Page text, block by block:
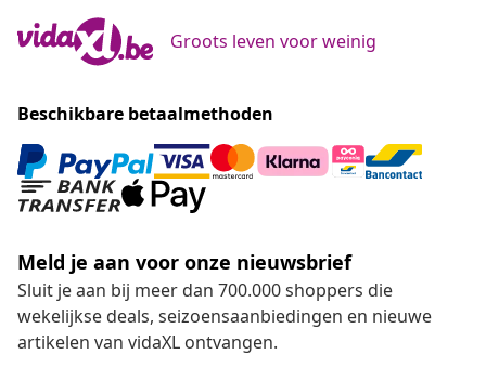
Groots leven voor weinig
Beschikbare betaalmethoden
Meld je aan voor onze nieuwsbrief
Sluit je aan bij meer dan 700.000 shoppers die
wekelijkse deals, seizoensaanbiedingen en nieuwe
artikelen van vidaXL ontvangen.